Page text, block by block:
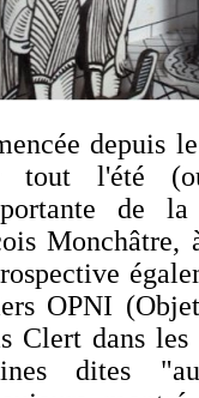
depuis le
tout l'été
de
OPNI
Clert dans les
dites